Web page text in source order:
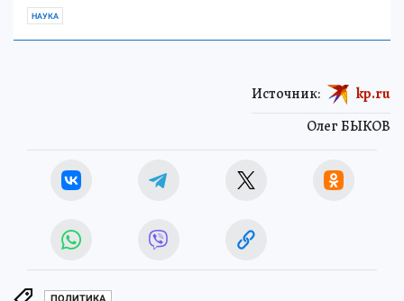
НАУКА
Олег БЫКОВ
Источник: kp.ru
ПОЛИТИКА